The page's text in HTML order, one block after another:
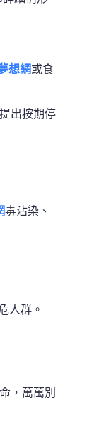
想網或食
出按期停
毒沾染、
人群。
，萬萬別